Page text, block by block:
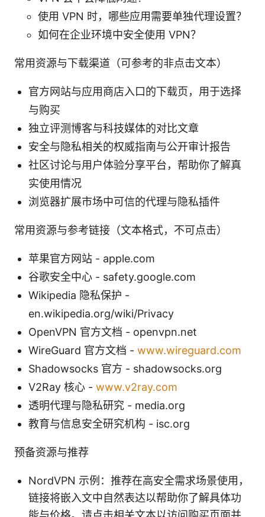
使用 VPN 时，哪些应用需要单独代理设置？
如何在企业环境中安全使用 VPN？
常用资源与下载渠道（可参考的非点击文本）
官方网站与应用商店入口的下载页，用于选择
与购买
独立评测博客与科技媒体的对比文章
安全与隐私相关的权威指南与公开审计报告
社区讨论与用户体验分享平台，帮助你了解真
实使用情况
浏览器扩展市场中可信的代理与隐私插件
常用资源与参考链接（文本格式，不可点击）
苹果官方网站 - apple.com
谷歌安全中心 - safety.google.com
Wikipedia 隐私保护 -
en.wikipedia.org/wiki/Privacy
OpenVPN 官方文档 - openvpn.net
WireGuard 官方文档 - www.wireguard.com
Shadowsocks 官方 - shadowsocks.org
V2Ray 核心 - www.v2ray.com
透明代理与隐私研究 - media.org
教育与信息安全研究机构 - isc.org
预备资源与推荐
NordVPN 示例：推荐在高安全需求场景使用，
链接将嵌入文中自然表达以帮助你了解具体功